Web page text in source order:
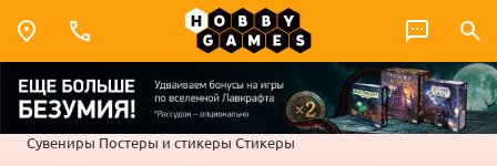
Сувениры Постеры и стикеры Стикеры